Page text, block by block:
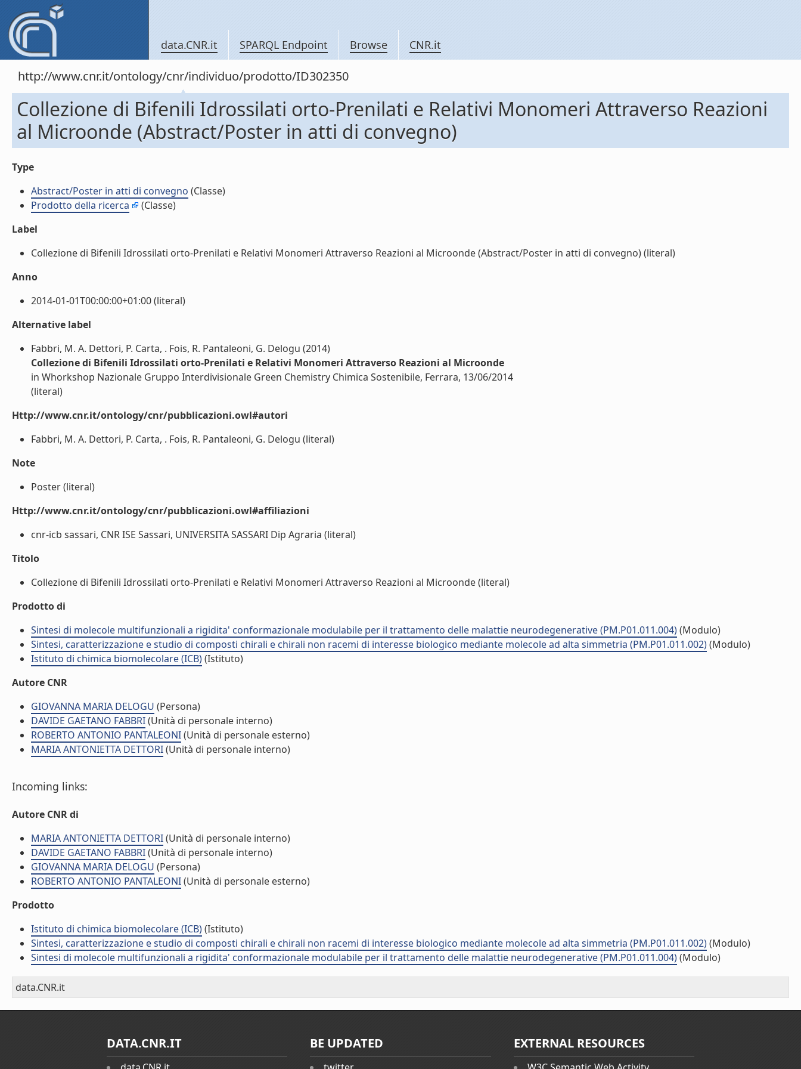
data.CNR.it SPARQL Endpoint Browse CNR.it
http://www.cnr.it/ontology/cnr/individuo/prodotto/ID302350
Collezione di Bifenili Idrossilati orto-Prenilati e Relativi Monomeri Attraverso Reazioni
al Microonde (Abstract/Poster in atti di convegno)
Type
Abstract/Poster in atti di convegno (Classe)
Prodotto della ricerca
(Classe)
Label
Collezione di Bifenili Idrossilati orto-Prenilati e Relativi Monomeri Attraverso Reazioni al Microonde (Abstract/Poster in atti di convegno) (literal)
Anno
2014-01-01T00:00:00+01:00 (literal)
Alternative label
Fabbri, M. A. Dettori, P. Carta, . Fois, R. Pantaleoni, G. Delogu (2014)
Collezione di Bifenili Idrossilati orto-Prenilati e Relativi Monomeri Attraverso Reazioni al Microonde
in Whorkshop Nazionale Gruppo Interdivisionale Green Chemistry Chimica Sostenibile, Ferrara, 13/06/2014
(literal)
Http://www.cnr.it/ontology/cnr/pubblicazioni.owl#autori
Fabbri, M. A. Dettori, P. Carta, . Fois, R. Pantaleoni, G. Delogu (literal)
Note
Poster (literal)
Http://www.cnr.it/ontology/cnr/pubblicazioni.owl#affiliazioni
cnr-icb sassari, CNR ISE Sassari, UNIVERSITA SASSARI Dip Agraria (literal)
Titolo
Collezione di Bifenili Idrossilati orto-Prenilati e Relativi Monomeri Attraverso Reazioni al Microonde (literal)
Prodotto di
Sintesi di molecole multifunzionali a rigidita' conformazionale modulabile per il trattamento delle malattie neurodegenerative (PM.P01.011.004)(Modulo)
Sintesi, caratterizzazione e studio di composti chirali e chirali non racemi di interesse biologico mediante molecole ad alta simmetria (PM.P01.011.002)(Modulo)
Istituto di chimica biomolecolare (ICB)(Istituto)
Autore CNR
GIOVANNA MARIA DELOGU (Persona)
DAVIDE GAETANO FABBRI(Unità di personale interno)
ROBERTO ANTONIO PANTALEONI(Unità di personale esterno)
MARIA ANTONIETTA DETTORI(Unità di personale interno)
Incoming links:
Autore CNR di
MARIA ANTONIETTA DETTORI(Unità di personale interno)
DAVIDE GAETANO FABBRI(Unità di personale interno)
GIOVANNA MARIA DELOGU (Persona)
ROBERTO ANTONIO PANTALEONI(Unità di personale esterno)
Prodotto
Istituto di chimica biomolecolare (ICB)(Istituto)
Sintesi, caratterizzazione e studio di composti chirali e chirali non racemi di interesse biologico mediante molecole ad alta simmetria (PM.P01.011.002)(Modulo)
Sintesi di molecole multifunzionali a rigidita' conformazionale modulabile per il trattamento delle malattie neurodegenerative (PM.P01.011.004)(Modulo)
data.CNR.it
DATA.CNR.IT BE UPDATED EXTERNAL RESOURCES